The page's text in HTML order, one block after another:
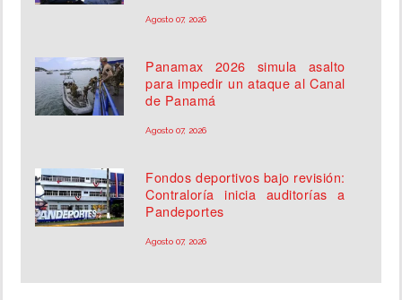
Agosto 07, 2026
Panamax 2026 simula asalto
para impedir un ataque al Canal
de Panamá
Agosto 07, 2026
Fondos deportivos bajo revisión:
Contraloría inicia auditorías a
Pandeportes
Agosto 07, 2026